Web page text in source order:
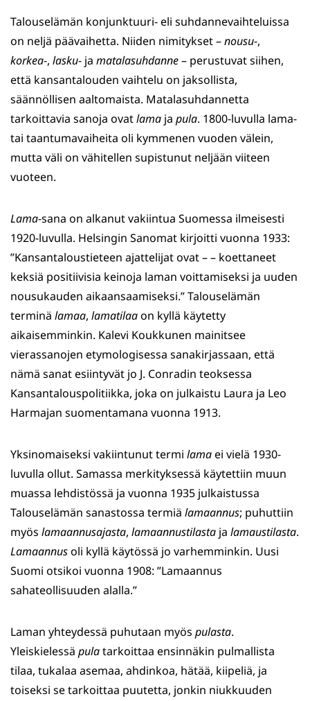
Talouselämän konjunktuuri- eli suhdannevaihteluissa
on neljä päävaihetta. Niiden nimitykset –nousu-,
korkea-, lasku- ja matalasuhdanne– perustuvat siihen,
että kansantalouden vaihtelu on jaksollista,
säännöllisen aaltomaista. Matalasuhdannetta
tarkoittavia sanoja ovatlama ja pula. 1800-luvulla lama-
tai taantumavaiheita oli kymmenen vuoden välein,
mutta väli on vähitellen supistunut neljään viiteen
vuoteen.
Lama-sana on alkanut vakiintua Suomessa ilmeisesti
1920-luvulla. Helsingin Sanomat kirjoitti vuonna 1933:
”Kansantaloustieteen ajattelijat ovat – – koettaneet
keksiä positiivisia keinoja laman voittamiseksi ja uuden
nousukauden aikaansaamiseksi.” Talouselämän
terminä lamaa, lamatilaaon kyllä käytetty
aikaisemminkin. Kalevi Koukkunen mainitsee
vierassanojen etymologisessa sanakirjassaan, että
nämä sanat esiintyvät jo J. Conradin teoksessa
Kansantalouspolitiikka, joka on julkaistu Laura ja Leo
Harmajan suomentamana vuonna 1913.
Yksinomaiseksi vakiintunut termi lamaei vielä 1930-
luvulla ollut. Samassa merkityksessä käytettiin muun
muassa lehdistössä ja vuonna 1935 julkaistussa
Talouselämän sanastossa termiä lamaannus; puhuttiin
myös lamaannusajasta, lamaannustilasta ja lamaustilasta.
Lamaannusoli kyllä käytössä jo varhemminkin. Uusi
Suomi otsikoi vuonna 1908: ”Lamaannus
sahateollisuuden alalla.”
Laman yhteydessä puhutaan myös pulasta.
Yleiskielessä pulatarkoittaa ensinnäkin pulmallista
tilaa, tukalaa asemaa, ahdinkoa, hätää, kiipeliä, ja
toiseksi se tarkoittaa puutetta, jonkin niukkuuden